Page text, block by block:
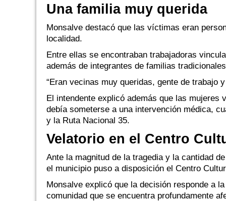
Una familia muy querida
Monsalve destacó que las víctimas eran
localidad.
Entre ellas se encontraban trabajadoras
además de integrantes de familias
“Eran vecinas muy queridas, gente de trabajo
El intendente explicó además que las mujeres
debía someterse a una intervención médica,
y la Ruta Nacional 35.
Velatorio en el Centro
Ante la magnitud de la tragedia y la cantidad
el municipio puso a disposición el Centro
Monsalve explicó que la decisión responde a
comunidad que se encuentra profundamente